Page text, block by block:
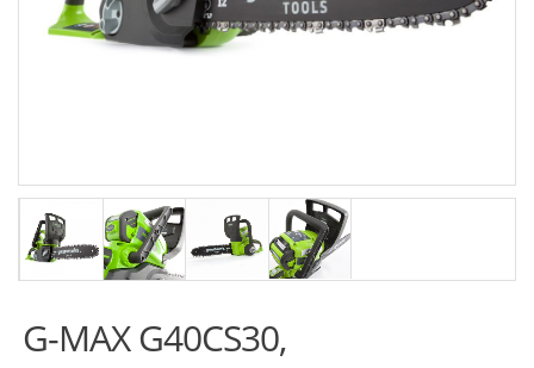
G-MAX G40CS30,